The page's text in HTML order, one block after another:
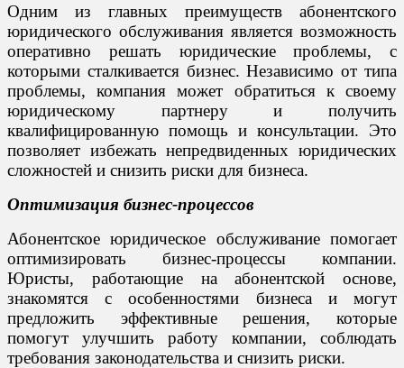
Одним из главных преимуществ абонентского
юридического обслуживания является возможность
оперативно решать юридические проблемы, с
которыми сталкивается бизнес. Независимо от типа
проблемы, компания может обратиться к своему
юридическому партнеру и получить
квалифицированную помощь и консультации. Это
позволяет избежать непредвиденных юридических
сложностей и снизить риски для бизнеса.
Оптимизация бизнес-процессов
Абонентское юридическое обслуживание помогает
оптимизировать бизнес-процессы компании.
Юристы, работающие на абонентской основе,
знакомятся с особенностями бизнеса и могут
предложить эффективные решения, которые
помогут улучшить работу компании, соблюдать
требования законодательства и снизить риски.